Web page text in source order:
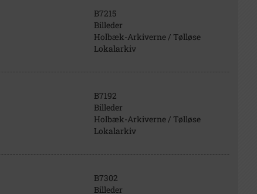
B7215
Billeder
Holbæk-Arkiverne / Tølløse
Lokalarkiv
B7192
Billeder
Holbæk-Arkiverne / Tølløse
Lokalarkiv
B7302
Billeder